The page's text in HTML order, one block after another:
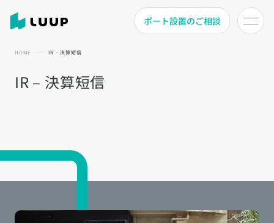
ポート設置のご相談
HOME IR – 決算短信
IR – 決算短信